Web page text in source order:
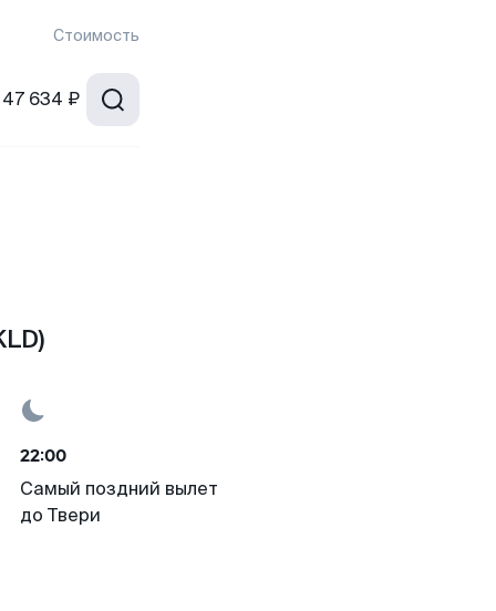
Стоимость
47 634 ₽
22:00
Самый поздний вылет
до Твери